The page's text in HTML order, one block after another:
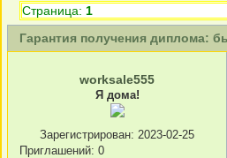
Гарантия получения диплома:
Страница: 1
worksale555
Я дома!
Зарегистрирован: 2023-02-25
Приглашений: 0